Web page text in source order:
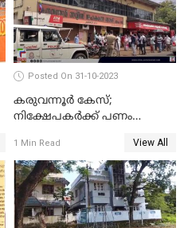
Posted On 31-10-2023
കരുവന്നൂർ കേസ്;
നിക്ഷേപകർക്ക് പണം
നിബന്ധനകൾ അറിയാം
1 Min Read View All